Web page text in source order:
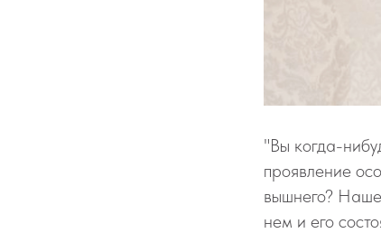
"Вы когда-
проявление
вышнего? Наше
нем и его